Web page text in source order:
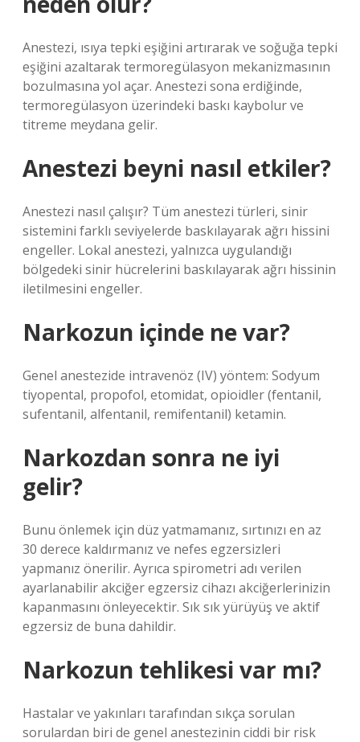
Anestezi, ısıya tepki eşiğini artırarak ve soğuğa tepki
eşiğini azaltarak termoregülasyon mekanizmasının
bozulmasına yol açar. Anestezi sona erdiğinde,
termoregülasyon üzerindeki baskı kaybolur ve
titreme meydana gelir.
Anestezi beyni nasıl etkiler?
Anestezi nasıl çalışır? Tüm anestezi türleri, sinir
sistemini farklı seviyelerde baskılayarak ağrı hissini
engeller. Lokal anestezi, yalnızca uygulandığı
bölgedeki sinir hücrelerini baskılayarak ağrı hissinin
iletilmesini engeller.
Narkozun içinde ne var?
Genel anestezide intravenöz (IV) yöntem: Sodyum
tiyopental, propofol, etomidat, opioidler (fentanil,
sufentanil, alfentanil, remifentanil) ketamin.
Narkozdan sonra ne iyi
gelir?
Bunu önlemek için düz yatmamanız, sırtınızı en az
30 derece kaldırmanız ve nefes egzersizleri
yapmanız önerilir. Ayrıca spirometri adı verilen
ayarlanabilir akciğer egzersiz cihazı akciğerlerinizin
kapanmasını önleyecektir. Sık sık yürüyüş ve aktif
egzersiz de buna dahildir.
Narkozun tehlikesi var mı?
Hastalar ve yakınları tarafından sıkça sorulan
sorulardan biri de genel anestezinin ciddi bir risk